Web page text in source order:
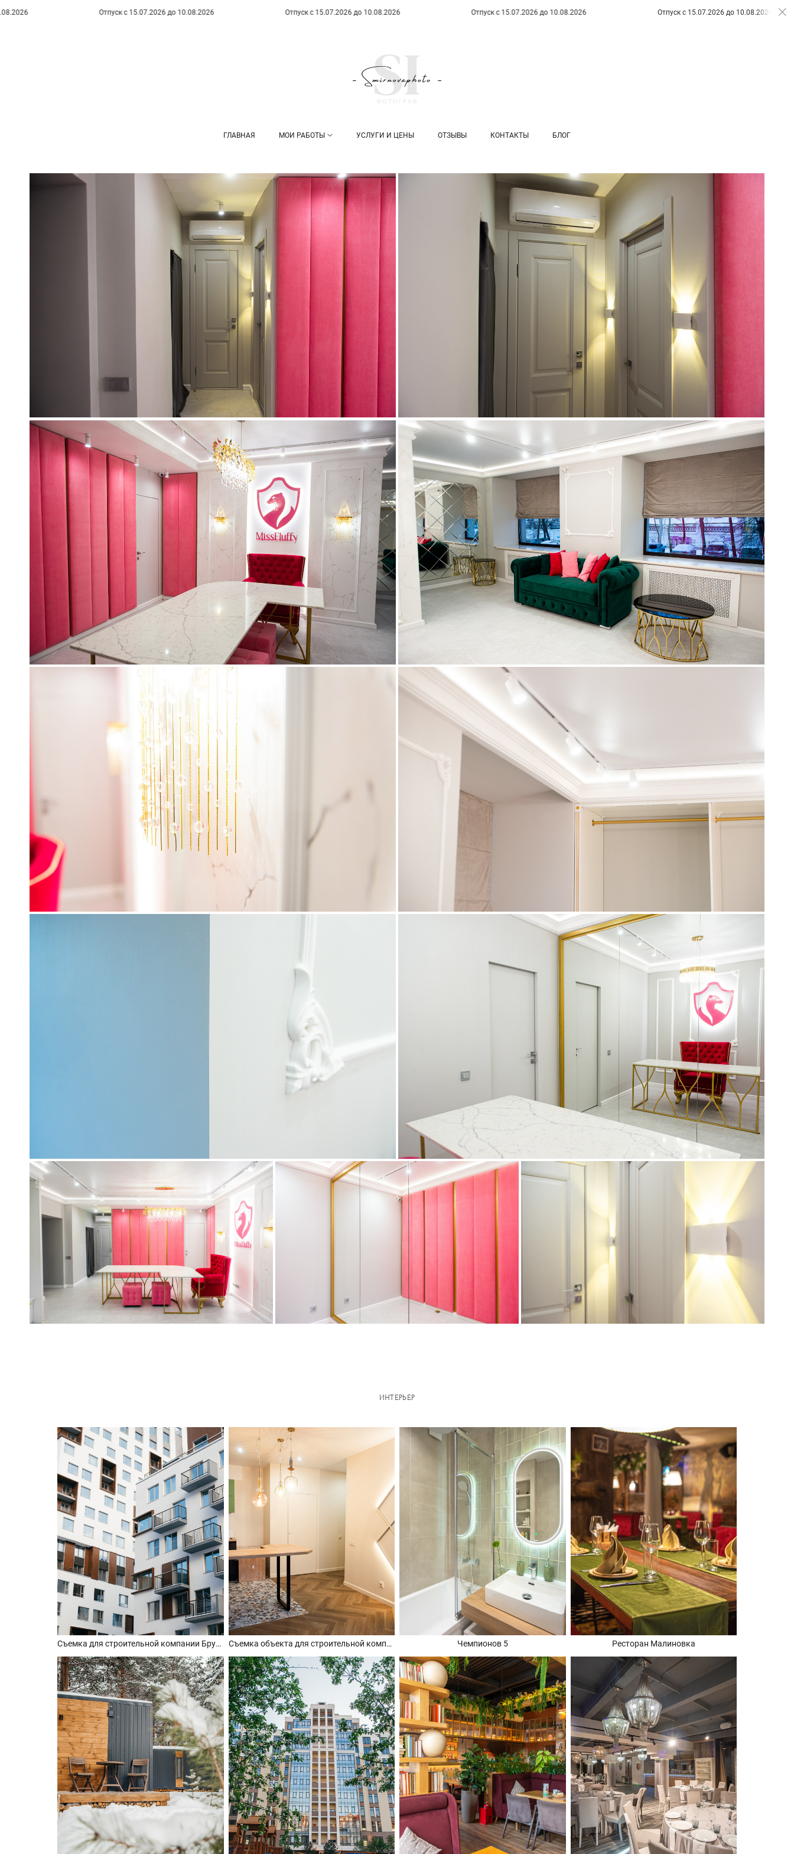
ГЛАВНАЯ МОИ РАБОТЫ УСЛУГИ И ЦЕНЫ ОТЗЫВЫ КОНТАКТЫ БЛОГ
ИНТЕРЬЕР
Съемка для строительной компании Брусника Съемка объекта для строительной компании 100рук Чемпионов 5 Ресторан Малиновка
Отпуск с 15.07.2026 до 10.08.2026 Отпуск с 15.07.2026 до 10.08.2026 Отпуск с 15.07.2026 до 10.08.2026 Отпуск с 15.07.2026 до 10.08.2026